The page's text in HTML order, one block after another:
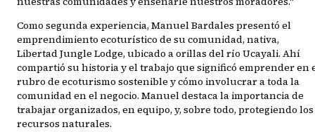
Como segunda experiencia, Manuel Bardales presentó el
emprendimiento ecoturístico de su comunidad, nativa,
Libertad Jungle Lodge, ubicado a orillas del río Ucayali. Ahí
compartió su historia y el trabajo que significó emprender en
rubro de ecoturismo sostenible y cómo involucrar a toda la
comunidad en el negocio. Manuel destaca la importancia de
trabajar organizados, en equipo, y, sobre todo, protegiendo los
recursos naturales.